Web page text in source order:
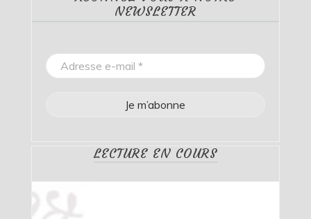
NEWSLETTER
LECTURE EN COURS